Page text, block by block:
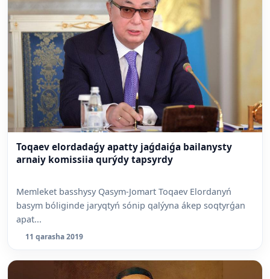
Toqaev elordadaǵy apatty jaǵdaiǵa bailanysty
arnaiy komissiia qurýdy tapsyrdy
Memleket basshysy Qasym-Jomart Toqaev Elordanyń
basym bóliginde jaryqtyń sónip qalýyna ákep soqtyrǵan
apat...
11 qarasha 2019